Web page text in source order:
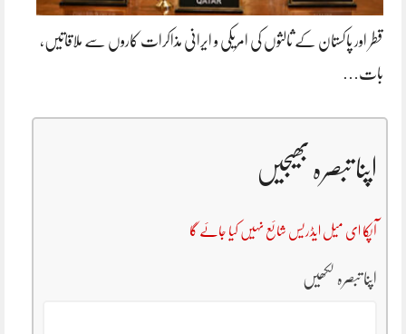
قطر اور پاکستان کے ثالثوں کی امریکی و ایرانی مذاکرات کاروں سے ملاقاتیں،
بات…
اپنا تبصرہ بھیجیں
آپکا ای میل ایڈریس شائع نہیں کیا جائے گا
اپنا تبصرہ لکھیں